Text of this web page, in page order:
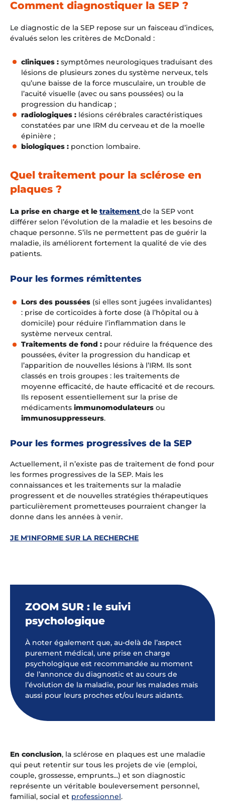
Comment diagnostiquer la SEP ?
Le diagnostic de la SEP repose sur un faisceau d’indices,
évalués selon les critères de McDonald :
cliniques : symptômes neurologiques traduisant des
lésions de plusieurs zones du système nerveux, tels
qu’une baisse de la force musculaire, un trouble de
l’acuité visuelle (avec ou sans poussées) ou la
progression du handicap ;
radiologiques : lésions cérébrales caractéristiques
constatées par une IRM du cerveau et de la moelle
épinière ;
biologiques : ponction lombaire.
Quel traitement pour la sclérose en
plaques ?
La prise en charge et le traitement de la SEP vont
différer selon l’évolution de la maladie et les besoins de
chaque personne. S’ils ne permettent pas de guérir la
maladie, ils améliorent fortement la qualité de vie des
patients.
Pour les formes rémittentes
Lors des poussées (si elles sont jugées invalidantes)
: prise de corticoïdes à forte dose (à l’hôpital ou à
domicile) pour réduire l’inflammation dans le
système nerveux central.
Traitements de fond : pour réduire la fréquence des
poussées, éviter la progression du handicap et
l’apparition de nouvelles lésions à l’IRM. Ils sont
classés en trois groupes : les traitements de
moyenne efficacité, de haute efficacité et de recours.
Ils reposent essentiellement sur la prise de
médicaments immunomodulateurs ou
immunosuppresseurs.
Pour les formes progressives de la SEP
Actuellement, il n’existe pas de traitement de fond pour
les formes progressives de la SEP. Mais les
connaissances et les traitements sur la maladie
progressent et de nouvelles stratégies thérapeutiques
particulièrement prometteuses pourraient changer la
donne dans les années à venir.
JE M'INFORME SUR LA RECHERCHE
ZOOM SUR : le suivi
psychologique
À noter également que, au-delà de l’aspect
purement médical, une prise en charge
psychologique est recommandée au moment
de l’annonce du diagnostic et au cours de
l’évolution de la maladie, pour les malades mais
aussi pour leurs proches et/ou leurs aidants.
En conclusion, la sclérose en plaques est une maladie
qui peut retentir sur tous les projets de vie (emploi,
couple, grossesse, emprunts...) et son diagnostic
représente un véritable bouleversement personnel,
familial, social et professionnel.